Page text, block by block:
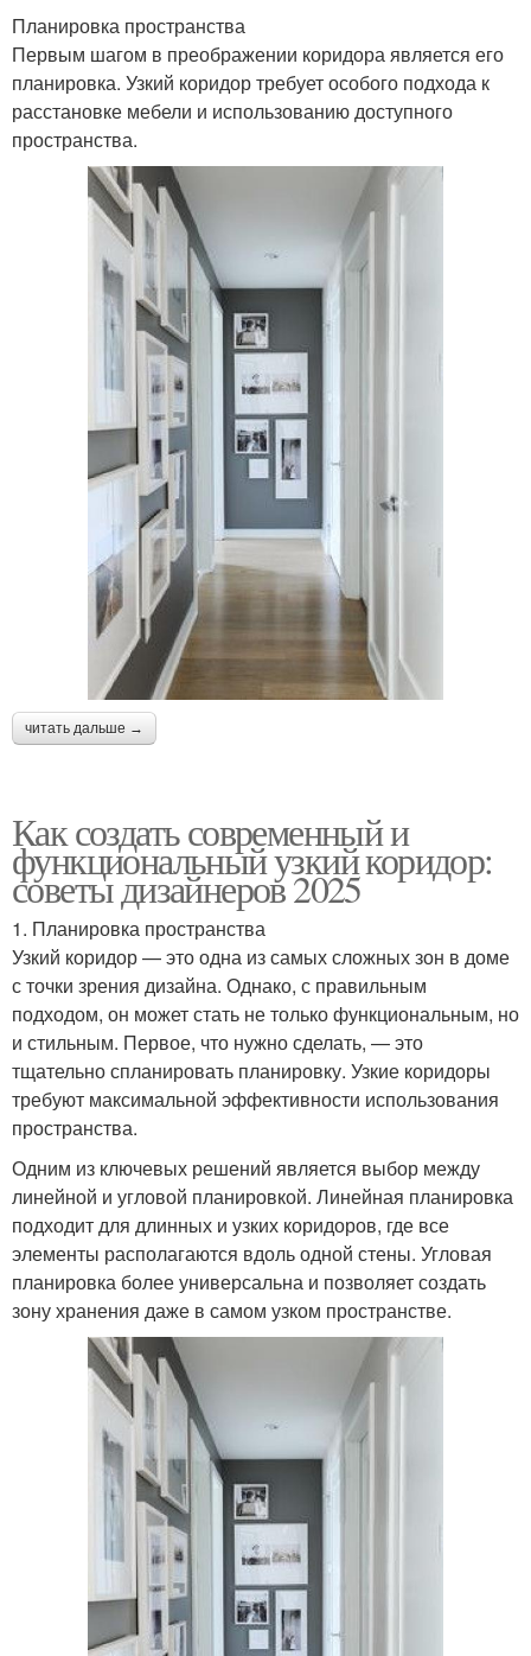
Планировка пространства
Первым шагом в преображении коридора является его
планировка. Узкий коридор требует особого подхода к
расстановке мебели и использованию доступного
пространства.
читать дальше →
Как создать современный и
функциональный узкий коридор:
советы дизайнеров 2025
1. Планировка пространства
Узкий коридор — это одна из самых сложных зон в доме
с точки зрения дизайна. Однако, с правильным
подходом, он может стать не только функциональным, но
и стильным. Первое, что нужно сделать, — это
тщательно спланировать планировку. Узкие коридоры
требуют максимальной эффективности использования
пространства.
Одним из ключевых решений является выбор между
линейной и угловой планировкой. Линейная планировка
подходит для длинных и узких коридоров, где все
элементы располагаются вдоль одной стены. Угловая
планировка более универсальна и позволяет создать
зону хранения даже в самом узком пространстве.